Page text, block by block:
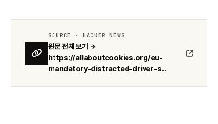
SOURCE · HACKER NEWS
원문 전체 보기 →
https://allaboutcookies.org/eu-
mandatory-distracted-driver-s...